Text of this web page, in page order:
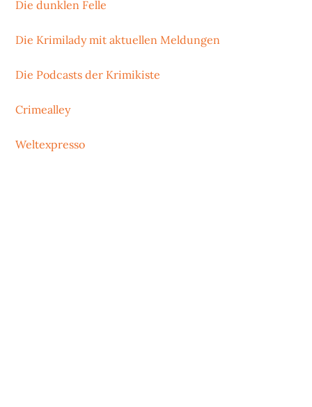
Die dunklen Felle
Die Krimilady mit aktuellen Meldungen
Die Podcasts der Krimikiste
Crimealley
Weltexpresso